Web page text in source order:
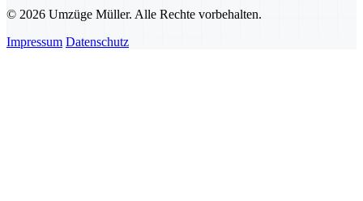
© 2026 Umzüge Müller. Alle Rechte vorbehalten.
Impressum Datenschutz